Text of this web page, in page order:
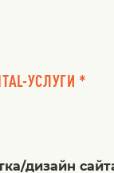
УСЛУГИ *
дизайн